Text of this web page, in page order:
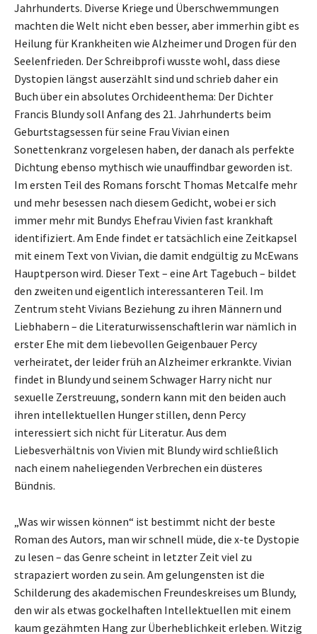
Jahrhunderts. Diverse Kriege und Überschwemmungen
machten die Welt nicht eben besser, aber immerhin gibt es
Heilung für Krankheiten wie Alzheimer und Drogen für den
Seelenfrieden. Der Schreibprofi wusste wohl, dass diese
Dystopien längst auserzählt sind und schrieb daher ein
Buch über ein absolutes Orchideenthema: Der Dichter
Francis Blundy soll Anfang des 21. Jahrhunderts beim
Geburtstagsessen für seine Frau Vivian einen
Sonettenkranz vorgelesen haben, der danach als perfekte
Dichtung ebenso mythisch wie unauffindbar geworden ist.
Im ersten Teil des Romans forscht Thomas Metcalfe mehr
und mehr besessen nach diesem Gedicht, wobei er sich
immer mehr mit Bundys Ehefrau Vivien fast krankhaft
identifiziert. Am Ende findet er tatsächlich eine Zeitkapsel
mit einem Text von Vivian, die damit endgültig zu McEwans
Hauptperson wird. Dieser Text – eine Art Tagebuch – bildet
den zweiten und eigentlich interessanteren Teil. Im
Zentrum steht Vivians Beziehung zu ihren Männern und
Liebhabern – die Literaturwissenschaftlerin war nämlich in
erster Ehe mit dem liebevollen Geigenbauer Percy
verheiratet, der leider früh an Alzheimer erkrankte. Vivian
findet in Blundy und seinem Schwager Harry nicht nur
sexuelle Zerstreuung, sondern kann mit den beiden auch
ihren intellektuellen Hunger stillen, denn Percy
interessiert sich nicht für Literatur. Aus dem
Liebesverhältnis von Vivien mit Blundy wird schließlich
nach einem naheliegenden Verbrechen ein düsteres
Bündnis.
„Was wir wissen können“ ist bestimmt nicht der beste
Roman des Autors, man wir schnell müde, die x-te Dystopie
zu lesen – das Genre scheint in letzter Zeit viel zu
strapaziert worden zu sein. Am gelungensten ist die
Schilderung des akademischen Freundeskreises um Blundy,
den wir als etwas gockelhaften Intellektuellen mit einem
kaum gezähmten Hang zur Überheblichkeit erleben. Witzig